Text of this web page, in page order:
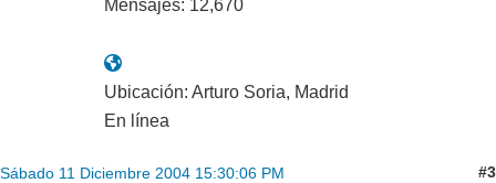
Mensajes: 12,670
Ubicación: Arturo Soria, Madrid
En línea
Sábado 11 Diciembre 2004 15:30:06 PM #3